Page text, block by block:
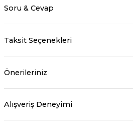
Soru & Cevap
Taksit Seçenekleri
Önerileriniz
Alışveriş Deneyimi